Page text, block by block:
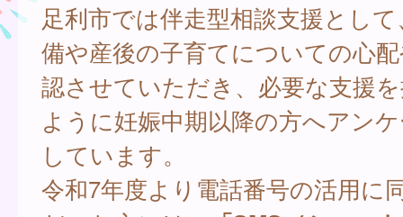
足利市では伴走型相談支援とし
備や産後の子育てについての心
認させていただき、必要な支援
ように妊娠中期以降の方へアン
しています。
令和7年度より電話番号の活用に